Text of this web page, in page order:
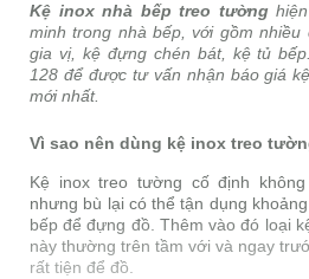
Kệ inox nhà bếp treo tườnghiện
minh trong nhà bếp, với gồm nhiều
gia vị, kệ đựng chén bát, kệ tủ
128 để được tư vấn nhận báo giá
mới nhất.
Vì sao nên dùng kệ inox treo
Kệ inox treo tường cố định
nhưng bù lại có thể tận dụng
bếp để đựng đồ. Thêm vào đó loại
này thường trên tầm với và ngay
rất tiện để đồ.